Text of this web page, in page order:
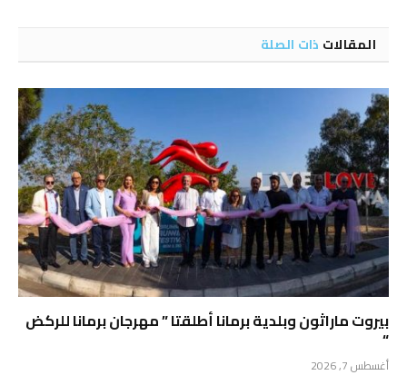
المقالات ذات الصلة
بيروت ماراثون وبلدية برمانا أطلقتا ” مهرجان برمانا للركض
“
أغسطس 7, 2026